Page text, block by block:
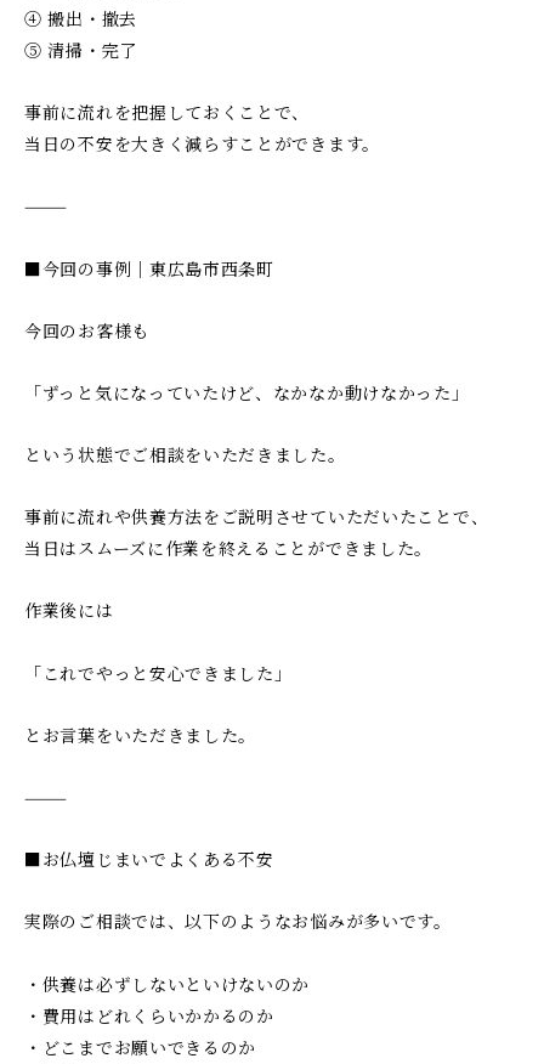
④ 搬出・撤去
⑤ 清掃・完了
事前に流れを把握しておくことで、
当日の不安を大きく減らすことができます。
⸻
■今回の事例｜東広島市西条町
今回のお客様も
「ずっと気になっていたけど、なかなか動けなかった」
という状態でご相談をいただきました。
事前に流れや供養方法をご説明させていただいたことで、
当日はスムーズに作業を終えることができました。
作業後には
「これでやっと安心できました」
とお言葉をいただきました。
⸻
■お仏壇じまいでよくある不安
実際のご相談では、以下のようなお悩みが多いです。
・供養は必ずしないといけないのか
・費用はどれくらいかかるのか
・どこまでお願いできるのか